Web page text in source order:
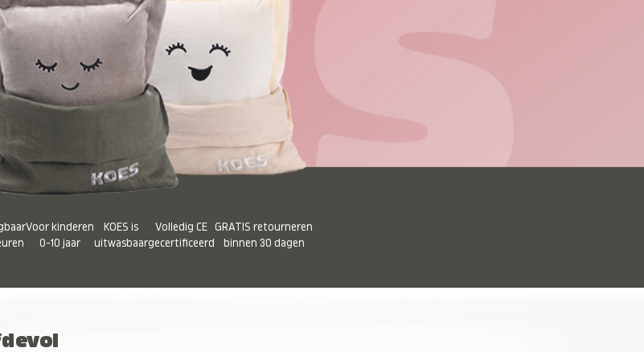
Voor kinderen
0-10 jaar
KOES is
uitwasbaar
Volledig CE
gecertificeerd
GRATIS retourneren
binnen 30 dagen